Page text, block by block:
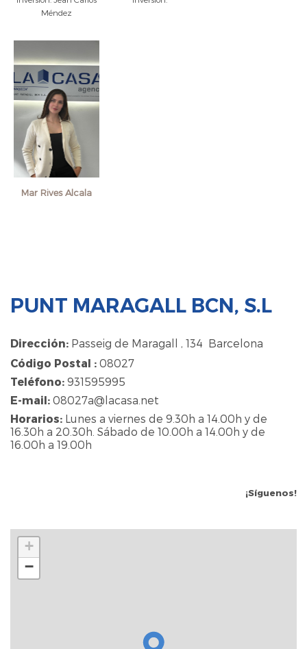
Méndez
Mar Rives Alcala
PUNT MARAGALL BCN, S.L
Dirección: Passeig de Maragall , 134 Barcelona
Código Postal : 08027
Teléfono: 931595995
E-mail: 08027a@lacasa.net
Horarios: Lunes a viernes de 9.30h a 14.00h y de
16.30h a 20.30h. Sábado de 10.00h a 14.00h y de
16.00h a 19.00h
¡Síguenos!
+
−